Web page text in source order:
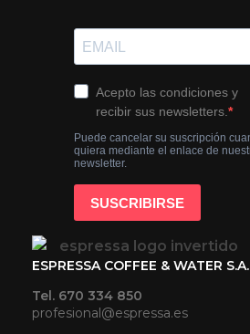
ESPRESSA COFFEE & WATER S.A.
Tel. 670 334 850
profesional@espressa.es